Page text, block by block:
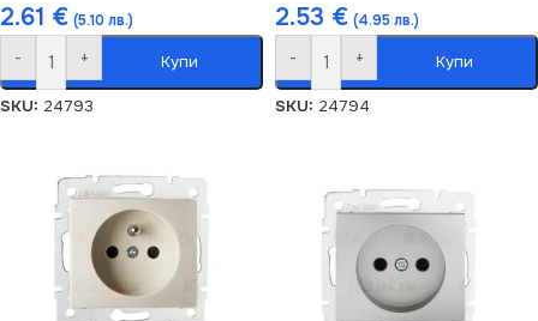
2.61 € (5.10 лв.)
- + Купи
SKU: 24793
2.53 € (4.95 лв.)
- + Купи
SKU: 24794